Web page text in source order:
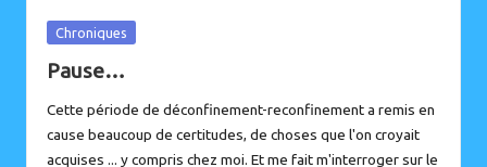
Posted
Chroniques
Pause…
Cette période de déconfinement-reconfinement a remis en
cause beaucoup de certitudes, de choses que l'on croyait
acquises ... y compris chez moi. Et me fait m'interroger sur le